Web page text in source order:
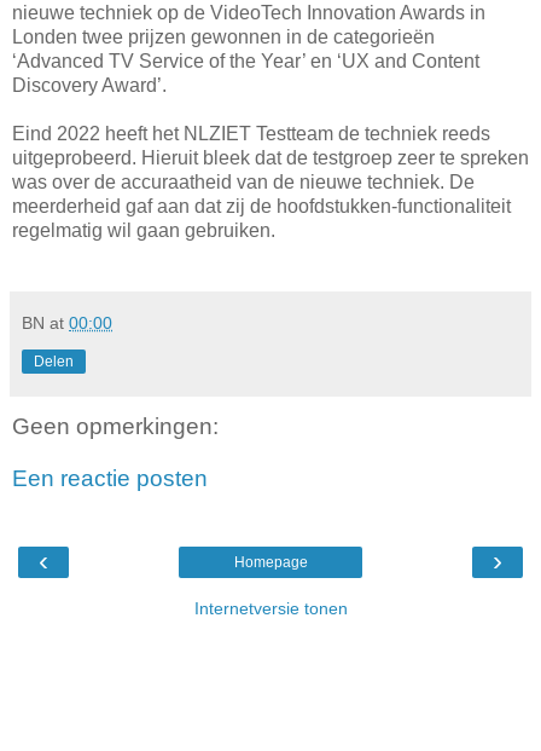
nieuwe techniek op de VideoTech Innovation Awards in
Londen twee prijzen gewonnen in de categorieën
‘Advanced TV Service of the Year’ en ‘UX and Content
Discovery Award’.
Eind 2022 heeft het NLZIET Testteam de techniek reeds
uitgeprobeerd. Hieruit bleek dat de testgroep zeer te spreken
was over de accuraatheid van de nieuwe techniek. De
meerderheid gaf aan dat zij de hoofdstukken-functionaliteit
regelmatig wil gaan gebruiken.
BN at 00:00
Delen
Geen opmerkingen:
Een reactie posten
‹ ›
Homepage
Internetversie tonen